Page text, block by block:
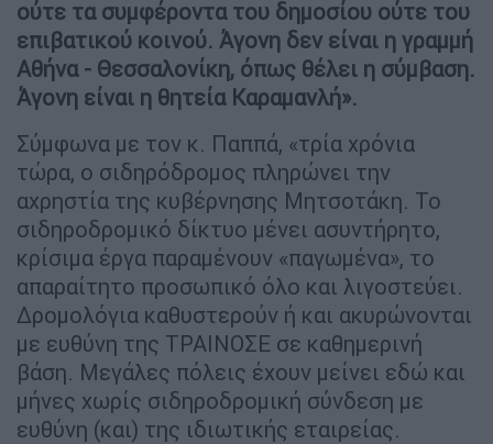
ούτε τα συμφέροντα του δημοσίου ούτε του
επιβατικού κοινού. Άγονη δεν είναι η γραμμή
Αθήνα - Θεσσαλονίκη, όπως θέλει η σύμβαση.
Άγονη είναι η θητεία Καραμανλή».
Σύμφωνα με τον κ. Παππά, «τρία χρόνια
τώρα, ο σιδηρόδρομος πληρώνει την
αχρηστία της κυβέρνησης Μητσοτάκη. Το
σιδηροδρομικό δίκτυο μένει ασυντήρητο,
κρίσιμα έργα παραμένουν «παγωμένα», το
απαραίτητο προσωπικό όλο και λιγοστεύει.
Δρομολόγια καθυστερούν ή και ακυρώνονται
με ευθύνη της ΤΡΑΙΝΟΣΕ σε καθημερινή
βάση. Μεγάλες πόλεις έχουν μείνει εδώ και
μήνες χωρίς σιδηροδρομική σύνδεση με
ευθύνη (και) της ιδιωτικής εταιρείας.